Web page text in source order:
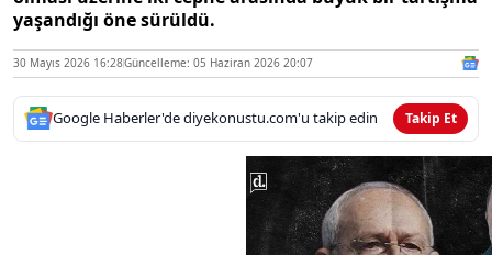
yaşandığı öne sürüldü.
30 Mayıs 2026 16:28Güncelleme: 05 Haziran 2026 20:07
Google Haberler'de diyekonustu.com'u takip edin Takip Et